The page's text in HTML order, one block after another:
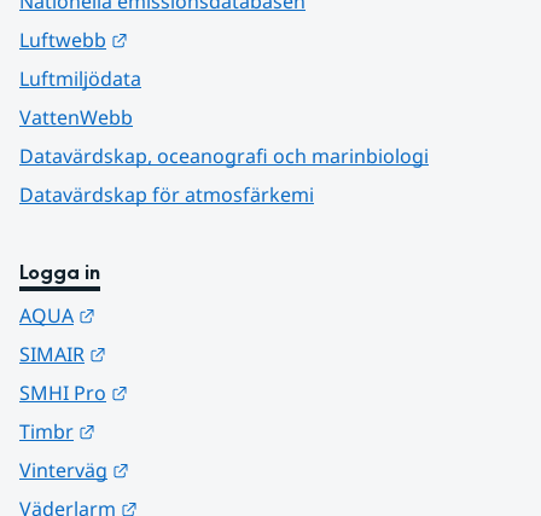
Luftwebb
Luftmiljödata
VattenWebb
Datavärdskap, oceanografi och marinbiologi
Datavärdskap för atmosfärkemi
Logga in
AQUA
SIMAIR
SMHI Pro
Timbr
Vinterväg
Väderlarm